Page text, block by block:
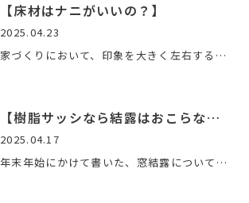
【床材はナニがいいの？】
2025.04.23
家づくりにおいて、印象を大きく左右する「床」。打合せにおい…
【樹脂サッシなら結露はおこらない！？（追記編）】
2025.04.17
年末年始にかけて書いた、窓結露についてのブログ、お客様から…